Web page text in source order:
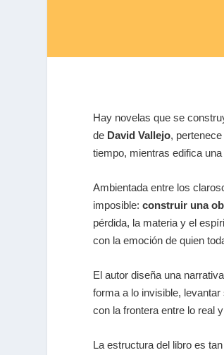
Hay novelas que se
de David Vallejo,
tiempo, mientras edifica
Ambientada entre los
imposible: construir una
pérdida, la materia y el
con la emoción de quien
El autor diseña una
forma a lo invisible,
con la frontera entre lo real
La estructura del libro es